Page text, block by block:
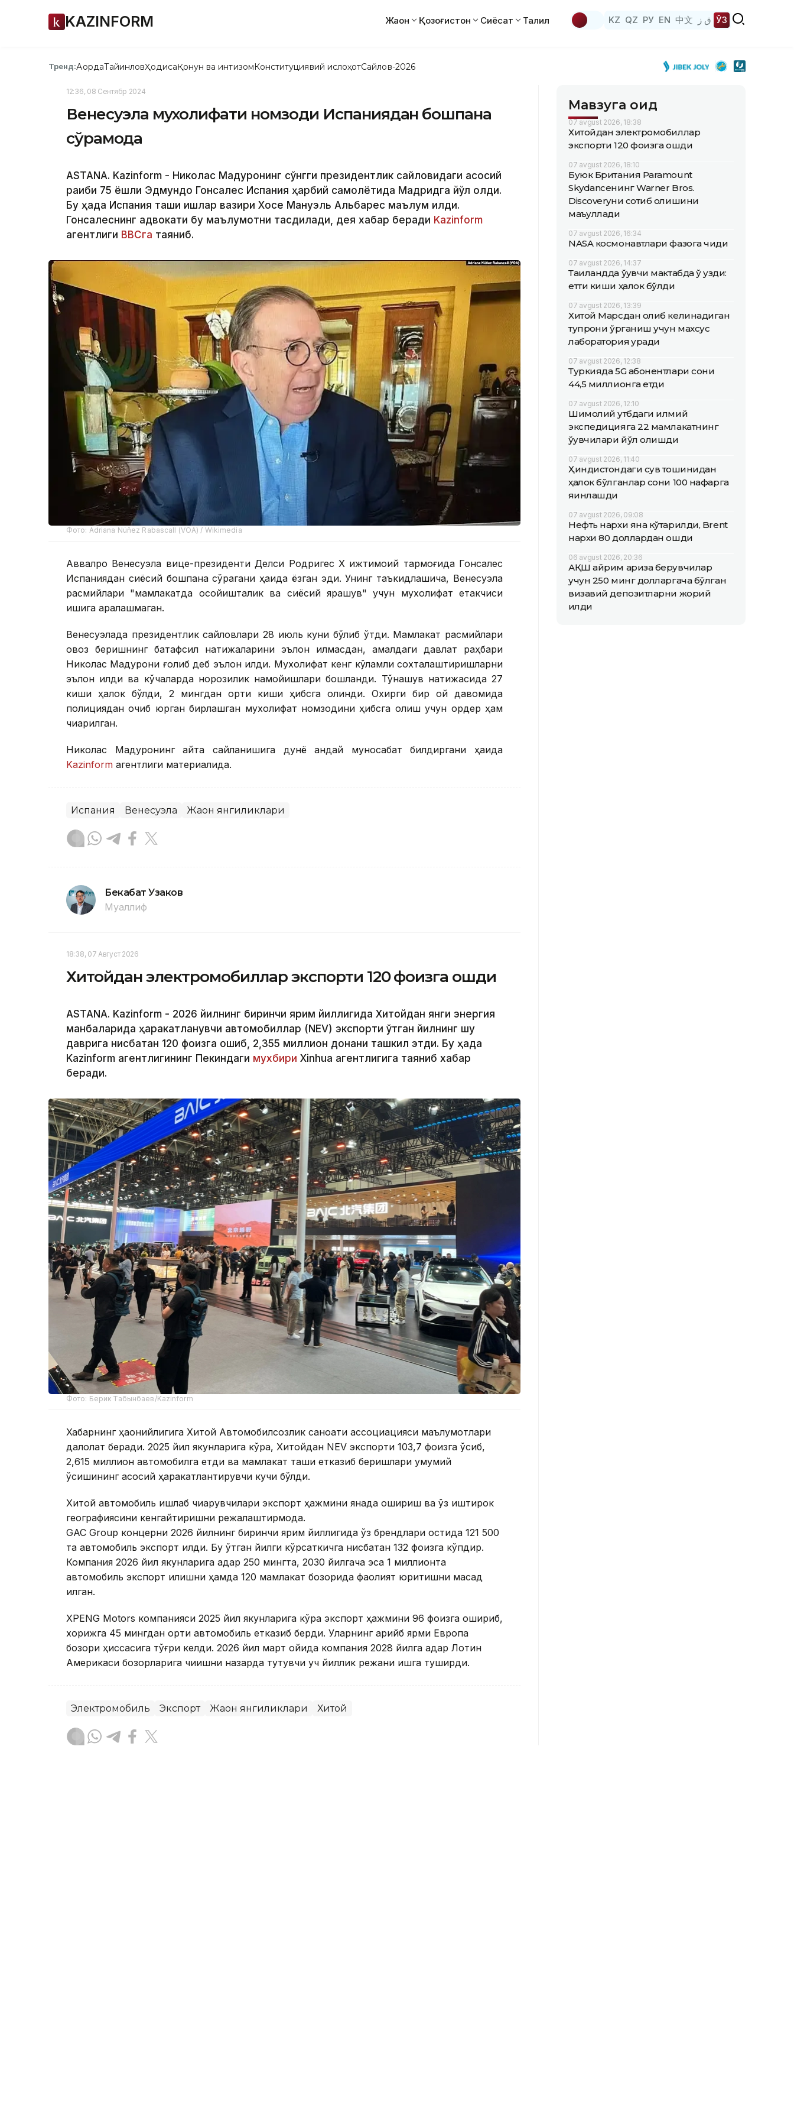
KAZINFORM Жаҳон Қозоғистон Сиёсат Таҳлил KZ QZ РУ EN 中文 ق ز ЎЗ
Тренд:АқордаТайинловҲодисаҚонун ва интизомКонституциявий ислоҳотСайлов-2026
12:36, 08 Сентябр 2024
Венесуэла мухолифати номзоди Испаниядан бошпана
сўрамоқда
ASTANA. Kazinform - Николас Мадуронинг сўнгги президентлик сайловидаги асосий
рақиби 75 ёшли Эдмундо Гонсалес Испания ҳарбий самолётида Мадридга йўл олди.
Бу ҳақда Испания ташқи ишлар вазири Хосе Мануэль Альбарес маълум қилди.
Гонсалеснинг адвокати бу маълумотни тасдиқлади, дея хабар беради Kazinform
агентлиги BBCга таяниб.
Фото: Adriana Núñez Rabascall (VOA) / Wikimedia
Аввалроқ Венесуэла вице-президенти Делси Родригес Х ижтимоий тармоғида Гонсалес
Испаниядан сиёсий бошпана сўрагани ҳақида ёзган эди. Унинг таъкидлашича, Венесуэла
расмийлари "мамлакатда осойишталик ва сиёсий ярашув" учун мухолифат етакчиси
ишига аралашмаган.
Венесуэлада президентлик сайловлари 28 июль куни бўлиб ўтди. Мамлакат расмийлари
овоз беришнинг батафсил натижаларини эълон қилмасдан, амалдаги давлат раҳбари
Николас Мадурони ғолиб деб эълон қилди. Мухолифат кенг кўламли сохталаштиришларни
эълон қилди ва кўчаларда норозилик намойишлари бошланди. Тўқнашув натижасида 27
киши ҳалок бўлди, 2 мингдан ортиқ киши ҳибсга олинди. Охирги бир ой давомида
полициядан қочиб юрган бирлашган мухолифат номзодини ҳибсга олиш учун ордер ҳам
чиқарилган.
Николас Мадуронинг қайта сайланишига дунё қандай муносабат билдиргани ҳақида
Kazinform агентлиги материалида.
Испания Венесуэла Жаҳон янгиликлари
Бекабат Узаков
Муаллиф
18:38, 07 Август 2026
Хитойдан электромобиллар экспорти 120 фоизга ошди
ASTANA. Kazinform - 2026 йилнинг биринчи ярим йиллигида Хитойдан янги энергия
манбаларида ҳаракатланувчи автомобиллар (NEV) экспорти ўтган йилнинг шу
даврига нисбатан 120 фоизга ошиб, 2,355 миллион донани ташкил этди. Бу ҳақда
Kazinform агентлигининг Пекиндаги мухбири Xinhua агентлигига таяниб хабар
беради.
Фото: Берик Табынбаев/Kazinform
Хабарнинг ҳаққонийлигига Хитой Автомобилсозлик саноати ассоциацияси маълумотлари
далолат беради. 2025 йил якунларига кўра, Хитойдан NEV экспорти 103,7 фоизга ўсиб,
2,615 миллион автомобилга етди ва мамлакат ташқи етказиб беришлари умумий
ўсишининг асосий ҳаракатлантирувчи кучи бўлди.
Хитой автомобиль ишлаб чиқарувчилари экспорт ҳажмини янада ошириш ва ўз иштирок
географиясини кенгайтиришни режалаштирмоқда.
GAC Group концерни 2026 йилнинг биринчи ярим йиллигида ўз брендлари остида 121 500
та автомобиль экспорт қилди. Бу ўтган йилги кўрсаткичга нисбатан 132 фоизга кўпдир.
Компания 2026 йил якунларига қадар 250 мингта, 2030 йилгача эса 1 миллионта
автомобиль экспорт қилишни ҳамда 120 мамлакат бозорида фаолият юритишни мақсад
қилган.
XPENG Motors компанияси 2025 йил якунларига кўра экспорт ҳажмини 96 фоизга ошириб,
хорижга 45 мингдан ортиқ автомобиль етказиб берди. Уларнинг қарийб ярми Европа
бозори ҳиссасига тўғри келди. 2026 йил март ойида компания 2028 йилга қадар Лотин
Америкаси бозорларига чиқишни назарда тутувчи уч йиллик режани ишга туширди.
Электромобиль Экспорт Жаҳон янгиликлари Хитой
Мавзуга оид
07 avgust 2026, 18:38
Хитойдан электромобиллар
экспорти 120 фоизга ошди
07 avgust 2026, 18:10
Буюк Британия Paramount
Skydanceнинг Warner Bros.
Discoveryни сотиб олишини
маъқуллади
07 avgust 2026, 16:34
NASA космонавтлари фазога чиқди
07 avgust 2026, 14:37
Таиландда ўқувчи мактабда ўқ узди:
етти киши ҳалок бўлди
07 avgust 2026, 13:39
Хитой Марсдан олиб келинадиган
тупроқни ўрганиш учун махсус
лаборатория қуради
07 avgust 2026, 12:38
Туркияда 5G абонентлари сони
44,5 миллионга етди
07 avgust 2026, 12:10
Шимолий қутбдаги илмий
экспедицияга 22 мамлакатнинг
ўқувчилари йўл олишди
07 avgust 2026, 11:40
Ҳиндистондаги сув тошқинидан
ҳалок бўлганлар сони 100 нафарга
яқинлашди
07 avgust 2026, 09:08
Нефть нархи яна кўтарилди, Brent
нархи 80 доллардан ошди
06 avgust 2026, 20:36
АҚШ айрим ариза берувчилар
учун 250 минг долларгача бўлган
визавий депозитларни жорий
қилди